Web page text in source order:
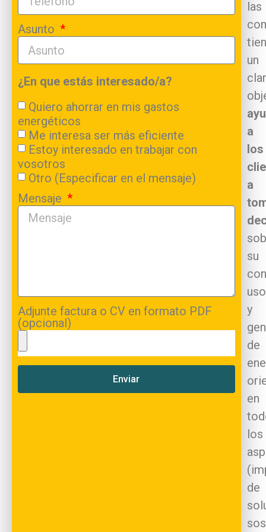
Asunto
¿En que estás interesado/a?
Quiero ahorrar en mis gastos
energéticos
Me interesa ser más eficiente
Estoy interesado en trabajar con
vosotros
Otro (Especificar en el mensaje)
Mensaje
Adjunte factura o CV en formato PDF
(opcional)
Enviar
las
un
a
los
a
su
uso
y
de
en
los
de